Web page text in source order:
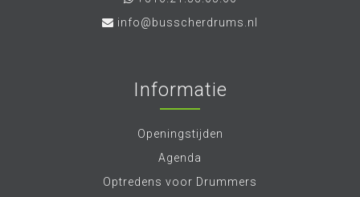
info@busscherdrums.nl
Informatie
Openingstijden
Agenda
Optredens voor Drummers